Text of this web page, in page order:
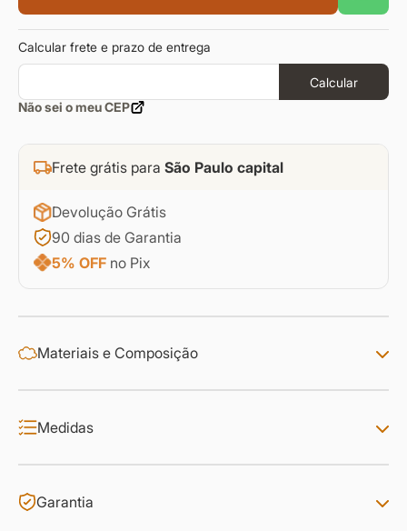
Calcular frete e prazo de entrega
Calcular
Não sei o meu CEP
Frete grátis para São Paulo capital
Devolução Grátis
90 dias de Garantia
5% OFF no Pix
Materiais e Composição
Medidas
Garantia